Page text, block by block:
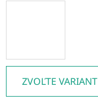
ZVOĽTE VARIANT